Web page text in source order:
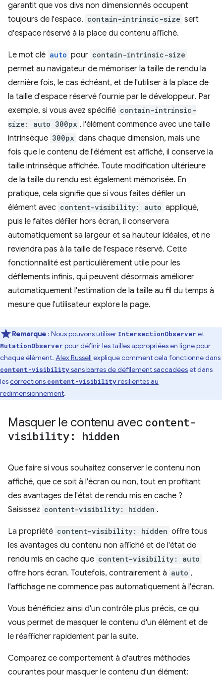
garantit que vos divs non dimensionnés occupent
toujours de l'espace. contain-intrinsic-size sert
d'espace réservé à la place du contenu affiché.
Le mot clé auto pour contain-intrinsic-size
permet au navigateur de mémoriser la taille de rendu la
dernière fois, le cas échéant, et de l'utiliser à la place de
la taille d'espace réservé fournie par le développeur. Par
exemple, si vous avez spécifié contain-intrinsic-
size: auto 300px , l'élément commence avec une taille
intrinsèque 300px dans chaque dimension, mais une
fois que le contenu de l'élément est affiché, il conserve la
taille intrinsèque affichée. Toute modification ultérieure
de la taille du rendu est également mémorisée. En
pratique, cela signifie que si vous faites défiler un
élément avec content-visibility: auto appliqué,
puis le faites défiler hors écran, il conservera
automatiquement sa largeur et sa hauteur idéales, et ne
reviendra pas à la taille de l'espace réservé. Cette
fonctionnalité est particulièrement utile pour les
défilements infinis, qui peuvent désormais améliorer
automatiquement l'estimation de la taille au fil du temps à
mesure que l'utilisateur explore la page.
Remarque : Nous pouvons utiliser IntersectionObserver et
MutationObserver pour définir les tailles appropriées en ligne pour
chaque élément. Alex Russell explique comment cela fonctionne dans
content-visibilitysans barres de défilement saccadéeset dans
lescorrections content-visibilityrésilientes au
redimensionnement.
Masquer le contenu avec content-
visibility: hidden
Que faire si vous souhaitez conserver le contenu non
affiché, que ce soit à l'écran ou non, tout en profitant
des avantages de l'état de rendu mis en cache ?
Saisissez content-visibility: hidden .
La propriété content-visibility: hidden offre tous
les avantages du contenu non affiché et de l'état de
rendu mis en cache que content-visibility: auto
offre hors écran. Toutefois, contrairement à auto ,
l'affichage ne commence pas automatiquement à l'écran.
Vous bénéficiez ainsi d'un contrôle plus précis, ce qui
vous permet de masquer le contenu d'un élément et de
le réafficher rapidement par la suite.
Comparez ce comportement à d'autres méthodes
courantes pour masquer le contenu d'un élément: